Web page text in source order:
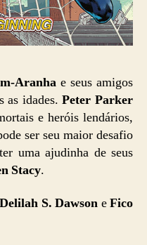
Aranha e seus amigos
as idades.Peter Parker
e heróis lendários,
ser seu maior desafio
uma ajudinha de seus
Stacy.
Delilah S. Dawson eFico